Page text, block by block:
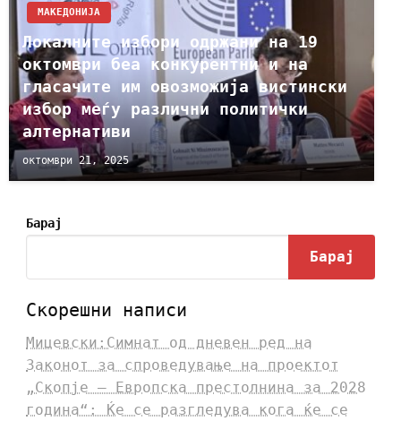
МАКЕДОНИЈА
Локалните избори одржани на 19
октомври беа конкурентни и на
гласачите им овозможија вистински
избор меѓу различни политички
алтернативи
октомври 21, 2025
Барај
Барај
Скорешни написи
Мицевски:Симнат од дневен ред на
Законот за спроведување на проектот
„Скопје – Европска престолнина за 2028
година“: Ќе се разгледува кога ќе се